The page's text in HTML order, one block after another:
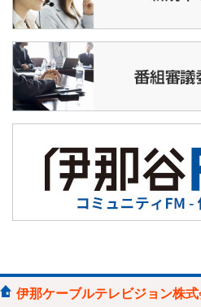
17:35
がんばらない体操
17:45
みんなdeマレット▽仙天
17:55
運動あそびＧＯＧＯ
18:00
いなテレ１２
18:25
★エリア▽664gで生まれ
18:55
スポーツ少年団▽伊那JVC
ＧＲＡＭＨＯＵＳＥ
運動あそびＧＯＧＯ
★イチゲンさんどうでしょ
★宮坂七郎のいいとこ巡り
20:30
★
ダイジェスト
21:30
エリア▽664ｇで生まれた
伊那ケーブルテレビジョン株